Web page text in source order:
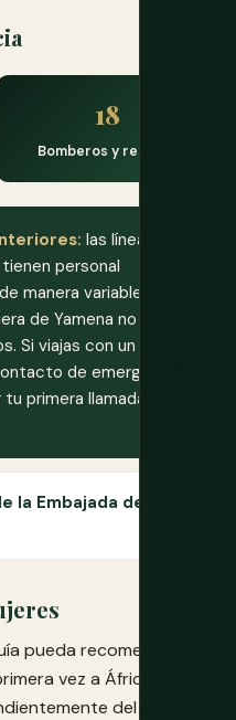
18
Bomberos y rescate
las líneas de
personal
manera variable según
de Yamena no es
Si viajas con un
de emergencia y
primera llamada, no un
la Embajada de
pueda recomendar
vez a África en las
del género.